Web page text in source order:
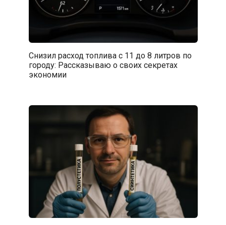
Снизил расход топлива с 11 до 8 литров по
городу: Рассказываю о своих секретах
экономии